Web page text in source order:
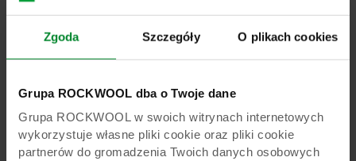
Zgoda Szczegóły O plikach cookies
Grupa ROCKWOOL dba o Twoje dane
Grupa ROCKWOOL w swoich witrynach internetowych
wykorzystuje własne pliki cookie oraz pliki cookie
partnerów do gromadzenia Twoich danych osobowych
Stosowane produkty & Powiązane
studia przypadku